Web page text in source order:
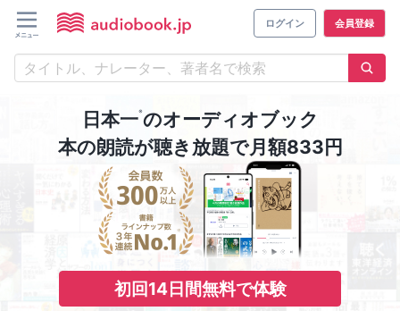
ログイン 会員登録
日本一※のオーディオブック
本の朗読が聴き放題で月額833円
初回14日間無料で体験